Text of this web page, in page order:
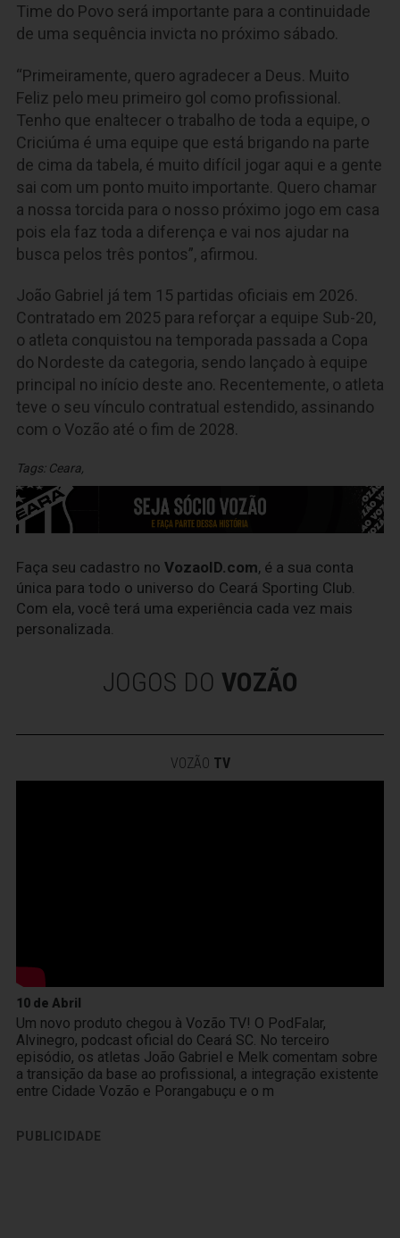
Time do Povo será importante para a continuidade
de uma sequência invicta no próximo sábado.
“Primeiramente, quero agradecer a Deus. Muito
Feliz pelo meu primeiro gol como profissional.
Tenho que enaltecer o trabalho de toda a equipe, o
Criciúma é uma equipe que está brigando na parte
de cima da tabela, é muito difícil jogar aqui e a gente
sai com um ponto muito importante. Quero chamar
a nossa torcida para o nosso próximo jogo em casa
pois ela faz toda a diferença e vai nos ajudar na
busca pelos três pontos”, afirmou.
João Gabriel já tem 15 partidas oficiais em 2026.
Contratado em 2025 para reforçar a equipe Sub-20,
o atleta conquistou na temporada passada a Copa
do Nordeste da categoria, sendo lançado à equipe
principal no início deste ano. Recentemente, o atleta
teve o seu vínculo contratual estendido, assinando
com o Vozão até o fim de 2028.
Tags: Ceara
Faça seu cadastro no VozaoID.com, é a sua conta
única para todo o universo do Ceará Sporting Club.
Com ela, você terá uma experiência cada vez mais
personalizada.
JOGOS DO VOZÃO
VOZÃO TV
10 de Abril
Um novo produto chegou à Vozão TV! O PodFalar,
Alvinegro, podcast oficial do Ceará SC. No terceiro
episódio, os atletas João Gabriel e Melk comentam sobre
a transição da base ao profissional, a integração existente
entre Cidade Vozão e Porangabuçu e o m
PUBLICIDADE